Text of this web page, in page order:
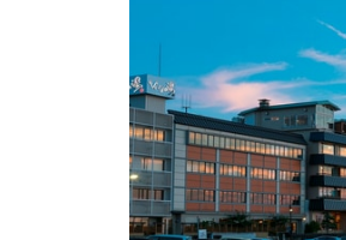
s
e
a
r
c
h